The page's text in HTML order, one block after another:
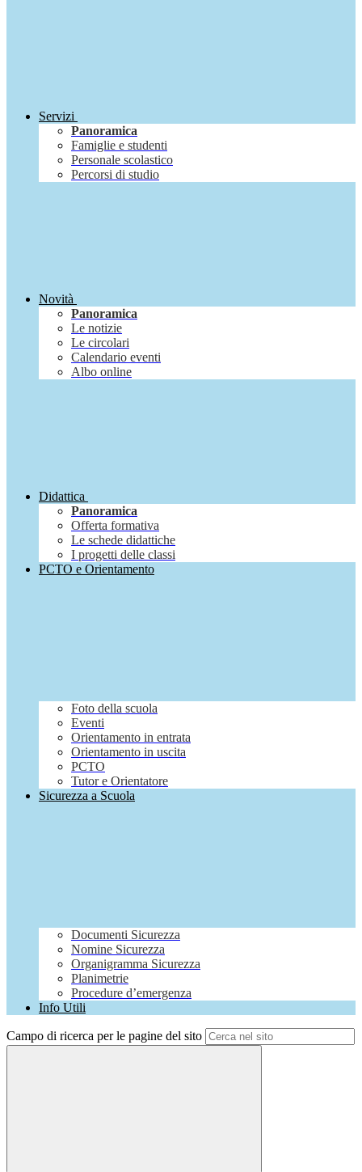
Servizi
Panoramica
Famiglie e studenti
Personale scolastico
Percorsi di studio
Novità
Panoramica
Le notizie
Le circolari
Calendario eventi
Albo online
Didattica
Panoramica
Offerta formativa
Le schede didattiche
I progetti delle classi
PCTO e Orientamento
Foto della scuola
Eventi
Orientamento in entrata
Orientamento in uscita
PCTO
Tutor e Orientatore
Sicurezza a Scuola
Documenti Sicurezza
Nomine Sicurezza
Organigramma Sicurezza
Planimetrie
Procedure d’emergenza
Info Utili
Campo di ricerca per le pagine del sito